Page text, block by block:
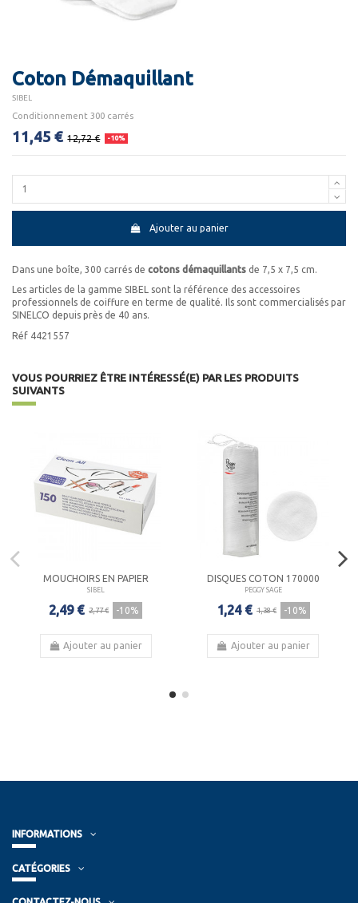
Coton Démaquillant
SIBEL
Conditionnement 300 carrés
11,45 € 12,72 € -10%
Ajouter au panier
Dans une boîte, 300 carrés de cotons démaquillants de 7,5 x 7,5 cm.
Les articles de la gamme SIBEL sont la référence des accessoires
professionnels de coiffure en terme de qualité. Ils sont commercialisés par
SINELCO depuis près de 40 ans.
Réf 4421557
VOUS POURRIEZ ÊTRE INTÉRESSÉ(E) PAR LES PRODUITS
SUIVANTS
MOUCHOIRS EN PAPIER
SIBEL
2,49 € 2,77 € -10%
Ajouter au panier
DISQUES COTON 170000
PEGGY SAGE
1,24 € 1,38 € -10%
Ajouter au panier
INFORMATIONS
CATÉGORIES